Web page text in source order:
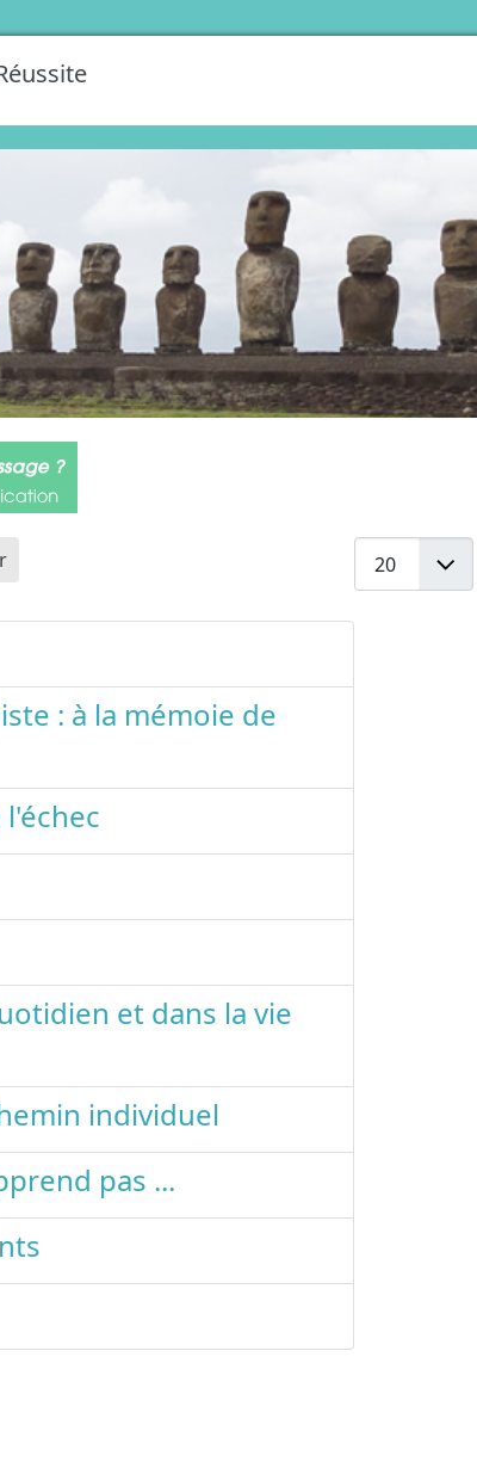
Affichage #
: à la mémoie de
et dans la vie
individuel
pas ...